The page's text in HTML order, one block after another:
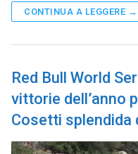
CONTINUA A LEGGERE →
Red Bull World
vittorie dell’anno
Cosetti splendida